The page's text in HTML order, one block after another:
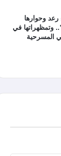
رعد وحوارها
وتمظهراتها في
المسرحية